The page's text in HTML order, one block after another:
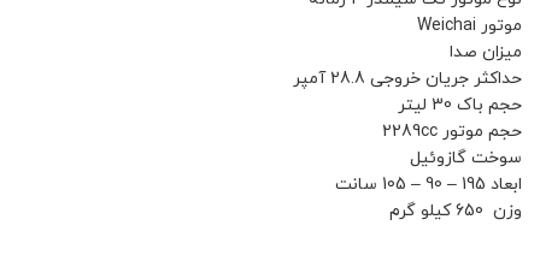
موتور Weichai
میزان صدا
حداکثر جریان خروجی 28.8 آمپر
حجم باک 30 لیتر
حجم موتور 2289cc
سوخت گازوئیل
ابعاد 195 – 90 – 105 سانت
وزن 650 کیلو گرم